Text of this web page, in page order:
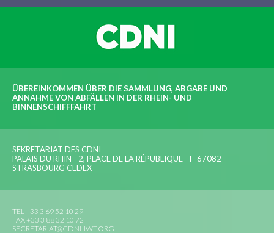
ÜBEREINKOMMEN ÜBER DIE SAMMLUNG, ABGABE UND
ANNAHME VON ABFÄLLEN IN DER RHEIN- UND
BINNENSCHIFFFAHRT
SEKRETARIAT DES CDNI
PALAIS DU RHIN - 2, PLACE DE LA RÉPUBLIQUE - F-67082
STRASBOURG CEDEX
TEL +33 3 69 52 10 29
FAX +33 3 88 32 10 72
SECRETARIAT@CDNI-IWT.ORG